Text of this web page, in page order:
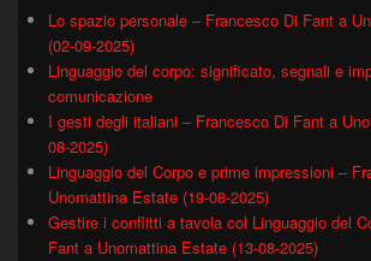
Lo spazio personale – Francesco Di Fant a
(02-09-2025)
Linguaggio del corpo: significato, segnali e
comunicazione
I gesti degli italiani – Francesco Di Fant a
08-2025)
Linguaggio del Corpo e prime impressioni –
Unomattina Estate (19-08-2025)
Gestire i conflitti a tavola col Linguaggio del
Fant a Unomattina Estate (13-08-2025)